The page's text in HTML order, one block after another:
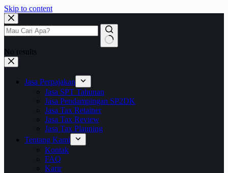
Skip to content
No results
Jasa Perpajakan
Jasa SPT Tahunan
Jasa Pendampingan SP2DK
Jasa Tax Retainer
Jasa Tax Review
Jasa Tax Planning
Tentang Kami
Kontak
FAQ
Karir